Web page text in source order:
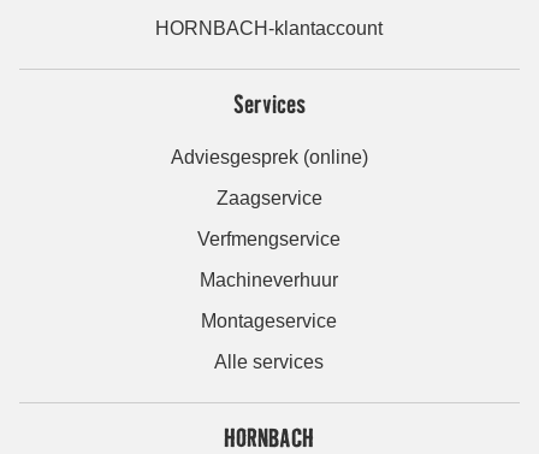
HORNBACH-klantaccount
Services
Adviesgesprek (online)
Zaagservice
Verfmengservice
Machineverhuur
Montageservice
Alle services
HORNBACH